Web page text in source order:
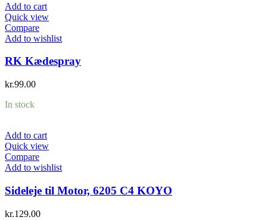
Add to cart
Quick view
Compare
Add to wishlist
RK Kædespray
kr.99.00
In stock
Add to cart
Quick view
Compare
Add to wishlist
Sideleje til Motor, 6205 C4 KOYO
kr.129.00